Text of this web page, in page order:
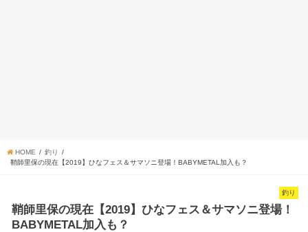
HOME
釣り
鞘師里保の現在【2019】ひなフェス＆サマソニ登場！BABYMETAL加入も？
釣り
鞘師里保の現在【2019】ひなフェス＆サマソニ登場！
BABYMETAL加入も？